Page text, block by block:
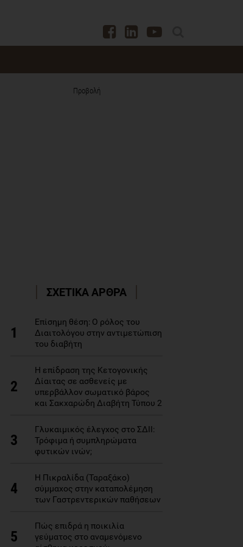
Προβολή
ΣΧΕΤΙΚΑ ΑΡΘΡΑ
1
Επίσημη θέση: Ο ρόλος του
Διαιτολόγου στην αντιμετώπιση
του διαβήτη
2
Η επίδραση της Κετογονικής
Δίαιτας σε ασθενείς με
υπερβάλλον σωματικό βάρος
και Σακχαρώδη Διαβήτη Τύπου 2
3
Γλυκαιμικός έλεγχος στο ΣΔΙΙ:
Τρόφιμα ή συμπληρώματα
φυτικών ινών;
4
Η Πικραλίδα (Ταραξάκο)
σύμμαχος στην καταπολέμηση
των Γαστρεντερικών παθήσεων
5
Πώς επιδρά η ποικιλία
γεύματος στο αναμενόμενο